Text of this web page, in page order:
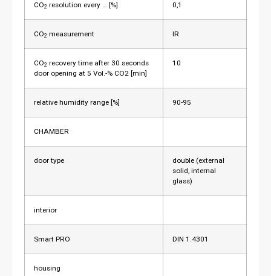
CO2 resolution every … [%] 0,1
CO2 measurement IR
CO2 recovery time after 30 seconds
door opening at 5 Vol.-% CO2 [min]
10
relative humidity range [%] 90-95
CHAMBER
door type
double (external
solid, internal
glass)
interior
Smart PRO DIN 1.4301
housing